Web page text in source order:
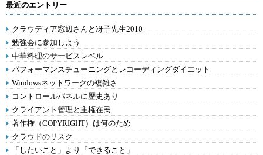
最近のエントリー
クラウディア窓辺さんと冴子先生2010
勉強会に参加しよう
中華料理のサービスレベル
パフォーマンスチューニングとレコーディングダイエット
Windowsネットワークの複雑さ
コントロールパネルに歴史あり
クライアント管理と主権在民
著作権（COPYRIGHT）は何のため
クラウドのリスク
「したいこと」より「できること」